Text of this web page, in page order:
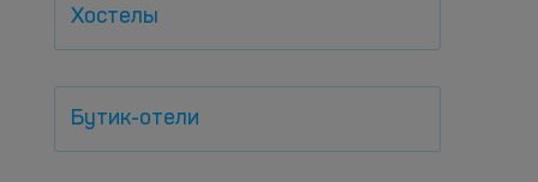
Хостелы
Бутик-отели